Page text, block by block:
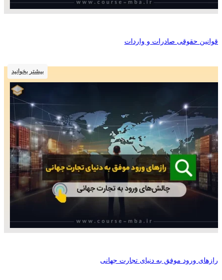
قوانین حقوقی صادرات و واردات
بیشتر بخوانید
رازهای ورود موفق به دنیای تجارت جهانی